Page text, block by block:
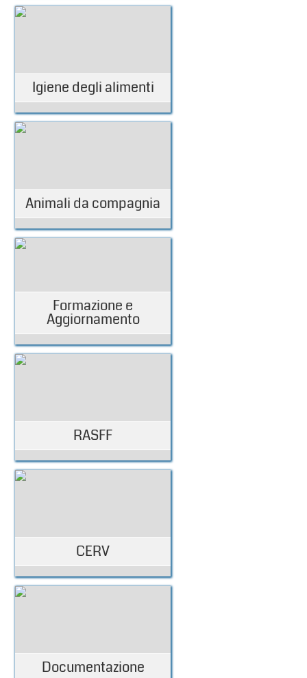
Igiene degli alimenti
Animali da compagnia
Formazione e
Aggiornamento
RASFF
CERV
Documentazione